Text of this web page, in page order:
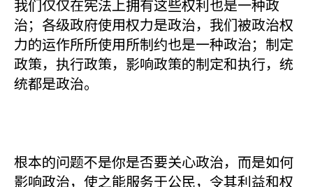
我们仅仅在宪法上拥有这些权利也是一种政
治；各级政府使用权力是政治，我们被政治权
力的运作所所使用所制约也是一种政治；制定
政策，执行政策，影响政策的制定和执行，统
统都是政治。
根本的问题不是你是否要关心政治，而是如何
影响政治，使之能服务于公民，令其利益和权